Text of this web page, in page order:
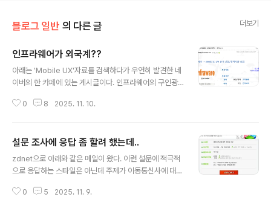
블로그 일반 의 다른 글 더보기
인프라웨어가 외국계??
아래는 'Mobile UX'자료를 검색하다가 우연히 발견한 네
이버의 한 카페에 있는 게시글이다. 인프라웨어의 구인광
웨어라는 회사가 주는 이미지가 외국계라는 느낌이 강해서
대한 정보를 공유하면서 '외국계'는 따로 표시를 하고, 한국
시장 진출에 실패한 외국계 기업, 괜찮은 외국계기업들 등
의 다양한 외국계 기업에 대한 정보가 있었다. 취업을 준비
정보를 얻어내고, 좀더 안정적인 자리를 찾는 것은 당연하
0 8 2025. 11. 10.
설문 조사에 응답 좀 할려 했는데..
zdnet으로 아래와 같은 메일이 왔다. 이런 설문에 적극적
으로 응답하는 스타일은 아닌데 주제가 이동통신사에 대한
다. 허접한 경품 때문에라도 설문 참여 인원이 많지 않을 것
0 5 2025. 11. 9.